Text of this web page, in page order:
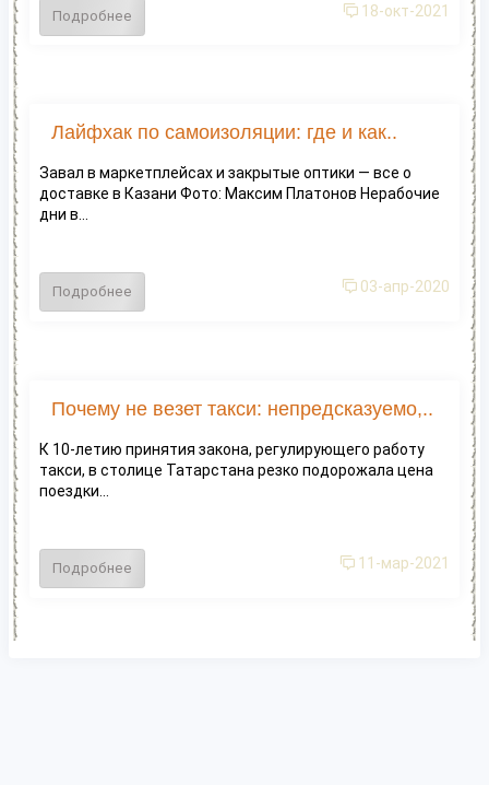
Подробнее 18-окт-2021
Лайфхак по самоизоляции: где и как..
Завал в маркетплейсах и закрытые оптики — все о
доставке в Казани Фото: Максим Платонов Нерабочие
дни в...
Подробнее 03-апр-2020
Почему не везет такси: непредсказуемо,..
К 10-летию принятия закона, регулирующего работу
такси, в столице Татарстана резко подорожала цена
поездки...
Подробнее 11-мар-2021